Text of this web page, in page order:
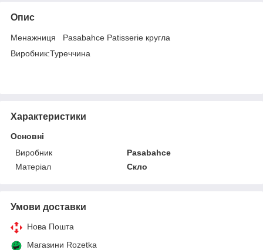
Опис
Менажниця Pasabahce Patisserie кругла
Виробник:Туреччина
Характеристики
Основні
Виробник
Pasabahce
Матеріал
Скло
Умови доставки
Нова Пошта
Магазини Rozetka